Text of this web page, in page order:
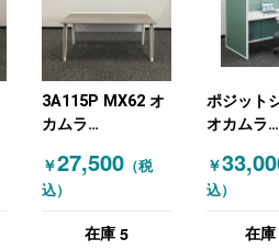
3A115P MX62 オ
カムラ
机・平デスク
W1600 一部脚の
イト 木目（ブラウ
￥27,500（税
込）
在庫 5
ポジット
オカムラ
テーショ
平デスク
ションセ
￥
込）
在庫